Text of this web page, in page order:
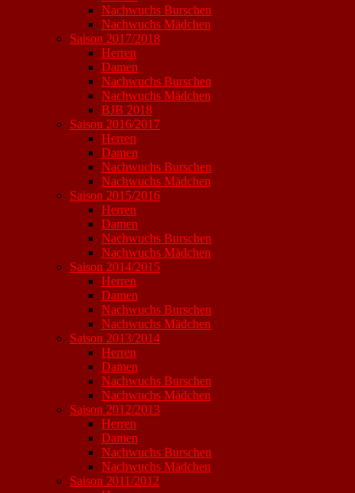
Nachwuchs Burschen
Nachwuchs Mädchen
Saison 2017/2018
Herren
Damen
Nachwuchs Burschen
Nachwuchs Mädchen
BJB 2018
Saison 2016/2017
Herren
Damen
Nachwuchs Burschen
Nachwuchs Mädchen
Saison 2015/2016
Herren
Damen
Nachwuchs Burschen
Nachwuchs Mädchen
Saison 2014/2015
Herren
Damen
Nachwuchs Burschen
Nachwuchs Mädchen
Saison 2013/2014
Herren
Damen
Nachwuchs Burschen
Nachwuchs Mädchen
Saison 2012/2013
Herren
Damen
Nachwuchs Burschen
Nachwuchs Mädchen
Saison 2011/2012